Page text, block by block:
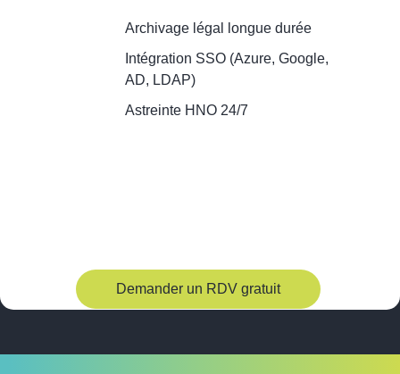
Archivage légal longue durée
Intégration SSO (Azure, Google,
AD, LDAP)
Astreinte HNO 24/7
Demander un RDV gratuit